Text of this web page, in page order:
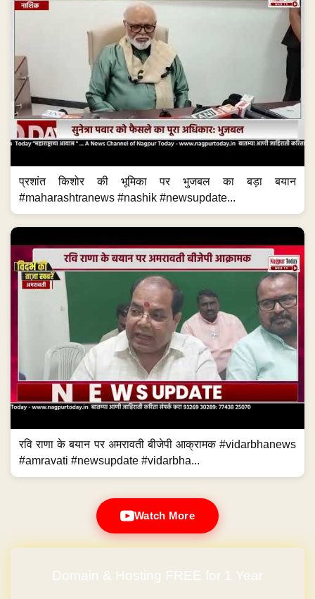
प्रशांत किशोर की भूमिका पर भुजबल का बड़ा बयान
#maharashtranews #nashik #newsupdate...
रवि राणा के बयान पर अमरावती बीजेपी आक्रामक #vidarbhanews
#amravati #newsupdate #vidarbha...
Watch More
Domain & Hosting FREE for 1 Year